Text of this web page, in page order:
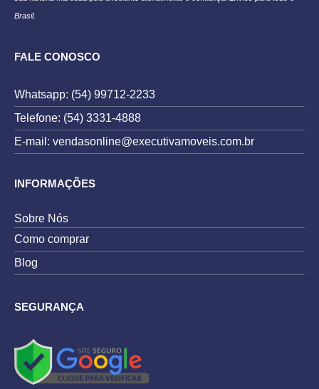
Brasil.
FALE CONOSCO
Whatsapp: (54) 99712-2233
Telefone: (54) 3331-4888
E-mail: vendasonline@executivamoveis.com.br
INFORMAÇÕES
Sobre Nós
Como comprar
Blog
SEGURANÇA